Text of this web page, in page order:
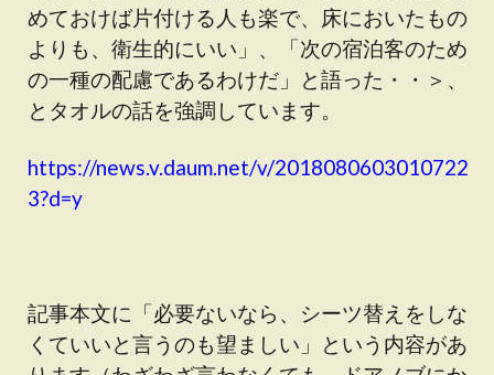
めておけば片付ける人も楽で、床においたもの
よりも、衛生的にいい」、「次の宿泊客のため
の一種の配慮であるわけだ」と語った・・＞、
とタオルの話を強調しています。
https://news.v.daum.net/v/2018080603010722
3?d=y
記事本文に「必要ないなら、シーツ替えをしな
くていいと言うのも望ましい」という内容があ